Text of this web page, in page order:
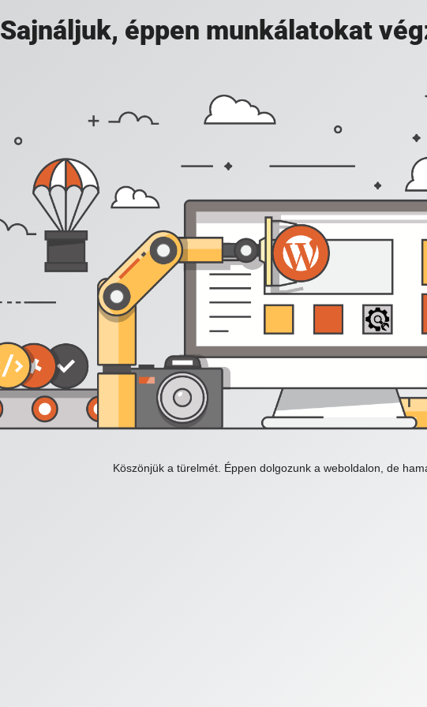
Sajnáljuk, éppen munkálatokat
Köszönjük a türelmét. Éppen dolgozunk a weboldalon, de